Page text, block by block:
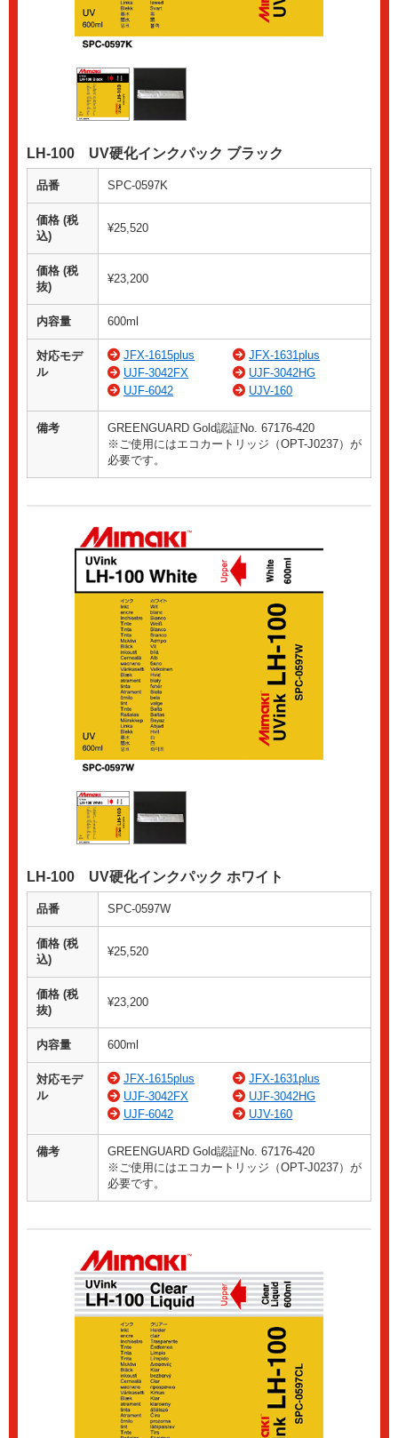
LH-100 UV硬化インクパック ブラック
品番 SPC-0597K
価格 (税
込)
¥25,520
価格 (税
抜)
¥23,200
内容量 600ml
対応モデ
ル
JFX-1615plus
JFX-1631plus
UJF-3042FX
UJF-3042HG
UJF-6042
UJV-160
備考
GREENGUARD Gold認証No. 67176-420
※ご使用にはエコカートリッジ（OPT-J0237）が
必要です。
LH-100 UV硬化インクパック ホワイト
品番 SPC-0597W
価格 (税
込)
¥25,520
価格 (税
抜)
¥23,200
内容量 600ml
対応モデ
ル
JFX-1615plus
JFX-1631plus
UJF-3042FX
UJF-3042HG
UJF-6042
UJV-160
備考
GREENGUARD Gold認証No. 67176-420
※ご使用にはエコカートリッジ（OPT-J0237）が
必要です。